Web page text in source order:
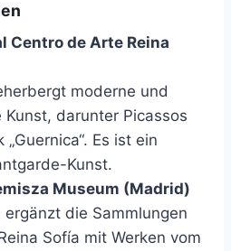
Centro de Arte Reina
moderne und
Kunst, darunter Picassos
Es ist ein
Kunst.
Museum (Madrid)
ergänzt die Sammlungen
Sofía mit Werken vom